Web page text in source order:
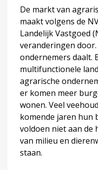
De markt van
maakt volgens de
Landelijk Vastgoed
veranderingen
ondernemers daalt.
multifunctionele
agrarische
er komen meer
wonen. Veel
komende jaren hun
voldoen niet aan de
van milieu en
staan.